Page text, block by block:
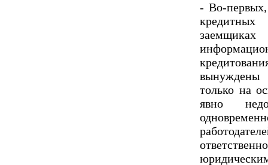
- Во-первых,
вынуждены
только на
явно